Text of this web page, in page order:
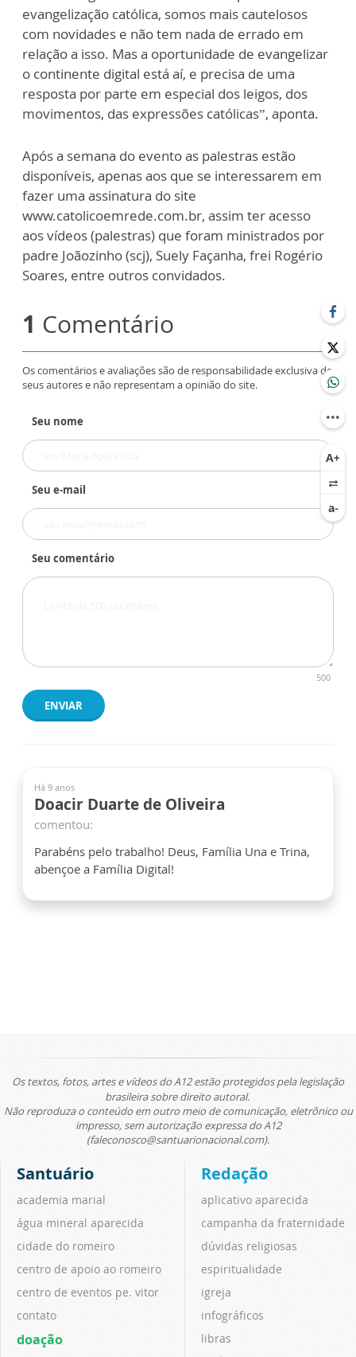
evangelização católica, somos mais cautelosos
com novidades e não tem nada de errado em
relação a isso. Mas a oportunidade de evangelizar
o continente digital está aí, e precisa de uma
resposta por parte em especial dos leigos, dos
movimentos, das expressões católicas”, aponta.
Após a semana do evento as palestras estão
disponíveis, apenas aos que se interessarem em
fazer uma assinatura do site
www.catolicoemrede.com.br, assim ter acesso
aos vídeos (palestras) que foram ministrados por
padre Joãozinho (scj), Suely Façanha, frei Rogério
Soares, entre outros convidados.
1 Comentário
Os comentários e avaliações são de responsabilidade exclusiva de
seus autores e não representam a opinião do site.
Seu nome
Seu e-mail
Seu comentário
500
ENVIAR
Há 9 anos
Doacir Duarte de Oliveira
comentou:
Parabéns pelo trabalho! Deus, Família Una e Trina,
abençoe a Família Digital!
Os textos, fotos, artes e vídeos do A12 estão protegidos pela legislação
brasileira sobre direito autoral.
Não reproduza o conteúdo em outro meio de comunicação, eletrônico ou
impresso, sem autorização expressa do A12
(faleconosco@santuarionacional.com).
Santuário
academia marial
água mineral aparecida
cidade do romeiro
centro de apoio ao romeiro
centro de eventos pe. vitor
contato
doação
Redação
aplicativo aparecida
campanha da fraternidade
dúvidas religiosas
espiritualidade
igreja
infográficos
libras